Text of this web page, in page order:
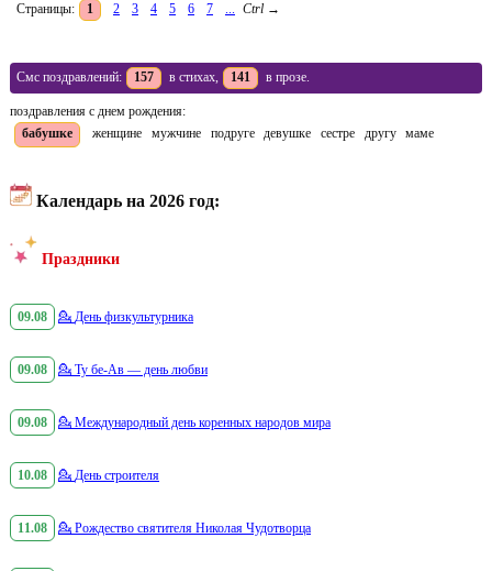
Страницы: 1 2 3 4 5 6 7 ... Ctrl →
Смс поздравлений: 157 в стихах, 141 в прозе.
поздравления с днем рождения:
бабушке
женщине мужчине подруге девушке сестре другу маме
Календарь на 2026 год:
Праздники
09.08 💁 День физкультурника
09.08 💁 Ту бе-Ав — день любви
09.08 💁 Международный день коренных народов мира
10.08 💁 День строителя
11.08 💁 Рождество святителя Николая Чудотворца